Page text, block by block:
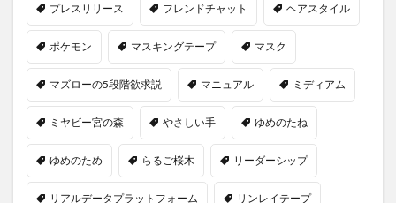
プレスリリース フレンドチャット ヘアスタイル
ポケモン マスキングテープ マスク
マズローの5段階欲求説 マニュアル ミディアム
ミヤビー宮の森 やさしい手 ゆめのたね
ゆめのため らるご桜木 リーダーシップ
リアルデータプラットフォーム リンレイテープ